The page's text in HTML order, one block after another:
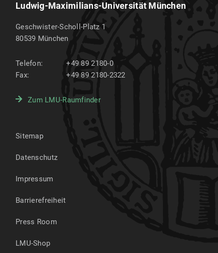
Ludwig-Maximilians-Universität München
Geschwister-Scholl-Platz 1
80539 München
Telefon:
+49 89 2180-0
Fax:
+49 89 2180-2322
Zum LMU-Raumfinder
Sitemap
Datenschutz
Impressum
Barrierefreiheit
Press Room
LMU-Shop